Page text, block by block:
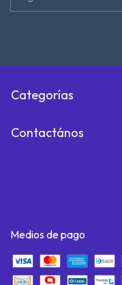
Categorías
Contactános
Medios de pago